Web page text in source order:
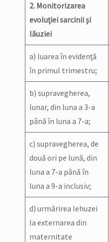
2. Monitorizarea
evoluţiei sarcinii şi
lăuziei
a) luarea în evidenţă
în primul trimestru;
b) supravegherea,
lunar, din luna a 3-a
până în luna a 7-a;
c) supravegherea, de
două ori pe lună, din
luna a 7-a până în
luna a 9-a inclusiv;
d) urmărirea lehuzei
la externarea din
maternitate